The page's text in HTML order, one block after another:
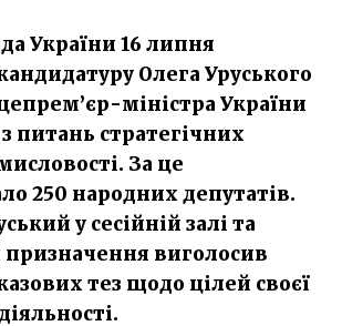
України 16 липня
Олега Уруського
міністра України
питань стратегічних
За це
250 народних депутатів.
у сесійній залі та
призначення виголосив
тез щодо цілей своєї